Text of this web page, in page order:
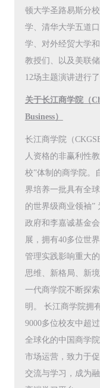
顿大学圣路易斯分
学、清华大学五道
学、对外经贸大学
教授们、以及美联
12场主题演讲进行
关于长江商学院（
Business）
长江商学院（
人资格的非赢利性
校”体制的商学院。
界培养一批具有全
的世界级商业领袖”
政府和李嘉诚基金
展，拥有40多位世
管理实践影响重大
思维、新格局、新
一代商学院不断探
明。 长江商学院拥
9000多位校友中超
全球化的中国商学
市场运营，致力于
交流与学习，成为